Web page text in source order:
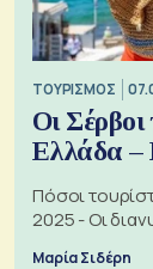
ΤΟΥΡΙΣΜΟΣ
Οι Σέρβοι
Ελλάδα –
Πόσοι
2025 - Οι
Μαρία Σιδέρη